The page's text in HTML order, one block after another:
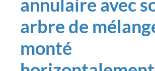
annulaire avec
arbre de
monté